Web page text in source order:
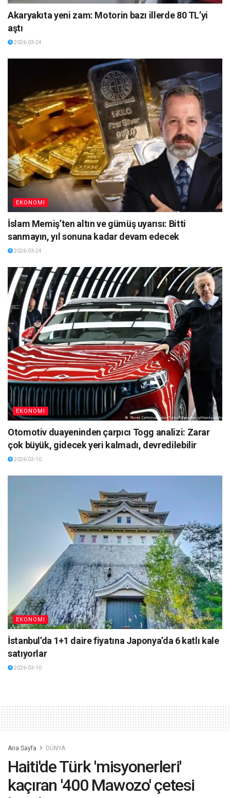
Akaryakıta yeni zam: Motorin bazı illerde 80 TL’yi
aştı
2026-03-24
EKONOMI
İslam Memiş’ten altın ve gümüş uyarısı: Bitti
sanmayın, yıl sonuna kadar devam edecek
2026-03-24
EKONOMI
Otomotiv duayeninden çarpıcı Togg analizi: Zarar
çok büyük, gidecek yeri kalmadı, devredilebilir
2026-03-10
EKONOMI
İstanbul’da 1+1 daire fiyatına Japonya’da 6 katlı kale
satıyorlar
2026-03-10
Ana Sayfa DÜNYA
Haiti'de Türk 'misyonerleri'
kaçıran '400 Mawozo' çetesi